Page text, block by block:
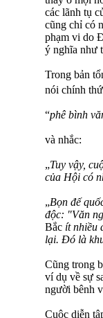
các lãnh tụ
cũng chỉ có
phạm vi do
ý nghĩa như
Trong bản
nói chính
“phê bình
và nhắc:
„Tuy vậy,
của Hội có
„Bọn đế
độc: "Văn
Bắc ít nhiều
lại. Ðó là
Cũng trong
ví dụ về sự
người bênh
Cuộc diễn